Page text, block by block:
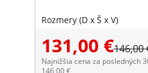
Rozmery (D x Š x V)
131,00 €146,00
Najnižšia cena za posledných
146,00 €